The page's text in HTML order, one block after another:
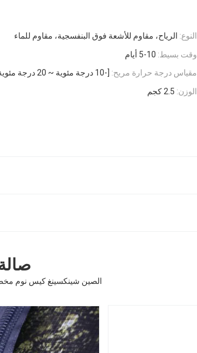
النوع: الرياح، مقاوم للأشعة فوق البنفسجية، مقاوم للماء
وقت بسيط: 5-10 أيام
مقياس درجة حرارة مريح: [-10 درجة مئوية ~ 20 درجة مئوية]
الوزن: 2.5 كجم
الصين شينكسينغ كيس نوم